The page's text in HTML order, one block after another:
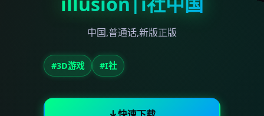
中国,普通话,新版正版
#3D游戏 #I社